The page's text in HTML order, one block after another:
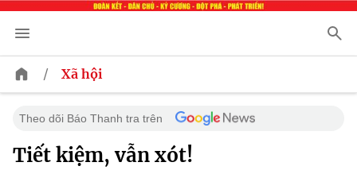
/ Xã hội
Theo dõi Báo Thanh tra trên
Tiết kiệm, vẫn xót!